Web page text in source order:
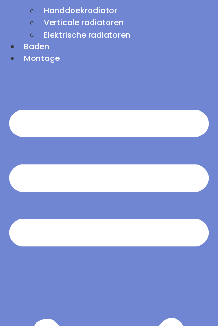
Handdoekradiator
Verticale radiatoren
Elektrische radiatoren
Baden
Montage